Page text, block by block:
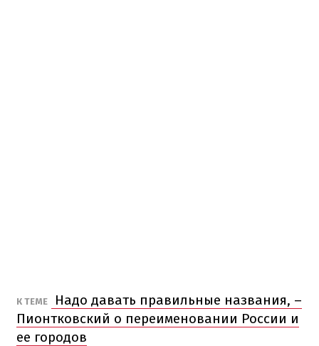
К ТЕМЕ
Надо давать правильные названия, –
Пионтковский о переименовании России и
ее городов